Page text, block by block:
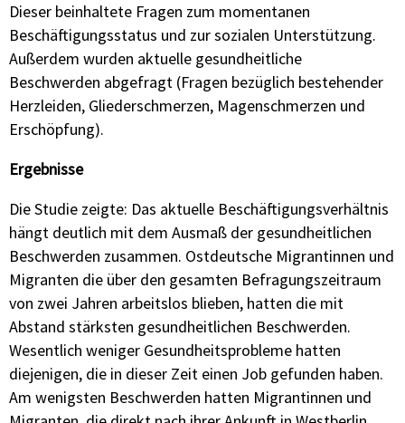
Dieser beinhaltete Fragen zum momentanen
Beschäftigungsstatus und zur sozialen Unterstützung.
Außerdem wurden aktuelle gesundheitliche
Beschwerden abgefragt (Fragen bezüglich bestehender
Herzleiden, Gliederschmerzen, Magenschmerzen und
Erschöpfung).
Ergebnisse
Die Studie zeigte: Das aktuelle Beschäftigungsverhältnis
hängt deutlich mit dem Ausmaß der gesundheitlichen
Beschwerden zusammen. Ostdeutsche Migrantinnen und
Migranten die über den gesamten Befragungszeitraum
von zwei Jahren arbeitslos blieben, hatten die mit
Abstand stärksten gesundheitlichen Beschwerden.
Wesentlich weniger Gesundheitsprobleme hatten
diejenigen, die in dieser Zeit einen Job gefunden haben.
Am wenigsten Beschwerden hatten Migrantinnen und